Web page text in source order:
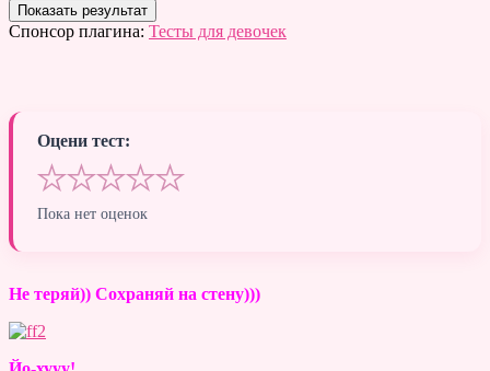
Спонсор плагина: Тесты для девочек
Оцени тест:
★★★★★
Пока нет оценок
Не теряй)) Сохраняй на стену)))